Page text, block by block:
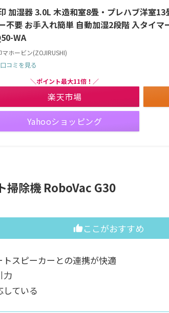
加湿器 3.0L 木造和室8畳・プレハブ洋室
不要 お手入れ簡単 自動加湿2段階 入タイ
WA
マホービン(ZOJIRUSHI)
口コミを見る
＼ポイント最大11倍！／
楽天市場
Yahooショッピング
掃除機 RoboVac G30
ここがおすすめ
トスピーカーとの連携が快適
力
ている